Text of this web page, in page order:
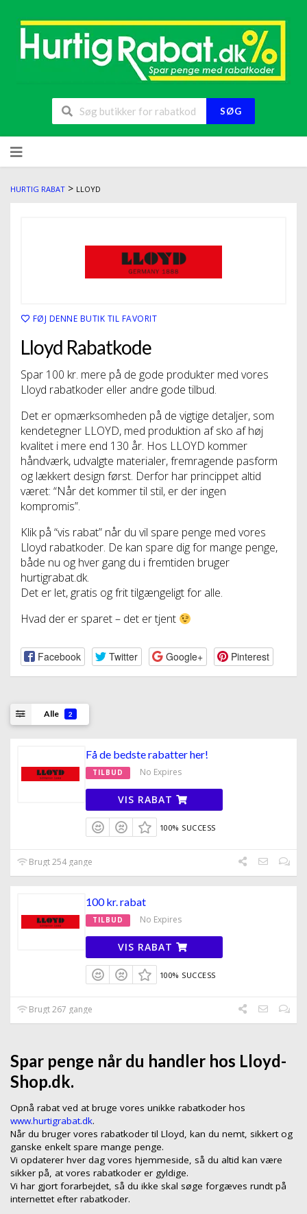
SØG
HURTIG RABAT > LLOYD
FØJ DENNE BUTIK TIL FAVORIT
Lloyd Rabatkode
Spar 100 kr. mere på de gode produkter med vores
Lloyd rabatkoder eller andre gode tilbud.
Det er opmærksomheden på de vigtige detaljer, som
kendetegner LLOYD, med produktion af sko af høj
kvalitet i mere end 130 år. Hos LLOYD kommer
håndværk, udvalgte materialer, fremragende pasform
og lækkert design først. Derfor har princippet altid
været: “Når det kommer til stil, er der ingen
kompromis”.
Klik på “vis rabat” når du vil spare penge med vores
Lloyd rabatkoder. De kan spare dig for mange penge,
både nu og hver gang du i fremtiden bruger
hurtigrabat.dk.
Det er let, gratis og frit tilgængeligt for alle.
Hvad der er sparet – det er tjent
Facebook Twitter Google+ Pinterest
Alle 2
Få de bedste rabatter her!
TILBUD No Expires
VIS RABAT
100% SUCCESS
Brugt 254 gange
100 kr. rabat
TILBUD No Expires
VIS RABAT
100% SUCCESS
Brugt 267 gange
Spar penge når du handler hos Lloyd-
Shop.dk.
Opnå rabat ved at bruge vores unikke rabatkoder hos
www.hurtigrabat.dk.
Når du bruger vores rabatkoder til Lloyd, kan du nemt, sikkert og
ganske enkelt spare mange penge.
Vi opdaterer hver dag vores hjemmeside, så du altid kan være
sikker på, at vores rabatkoder er gyldige.
Vi har gjort forarbejdet, så du ikke skal søge forgæves rundt på
internettet efter rabatkoder.